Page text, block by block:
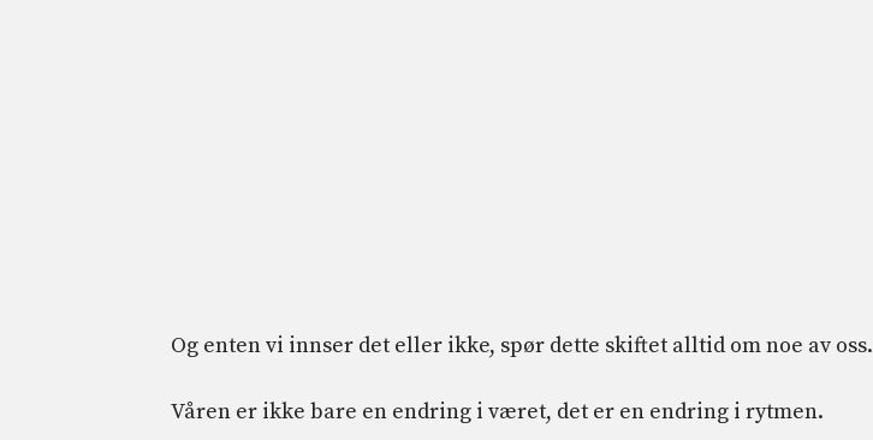
Og enten vi innser det eller ikke, spør dette skiftet alltid om noe av oss.
Våren er ikke bare en endring i været, det er en endring i rytmen.